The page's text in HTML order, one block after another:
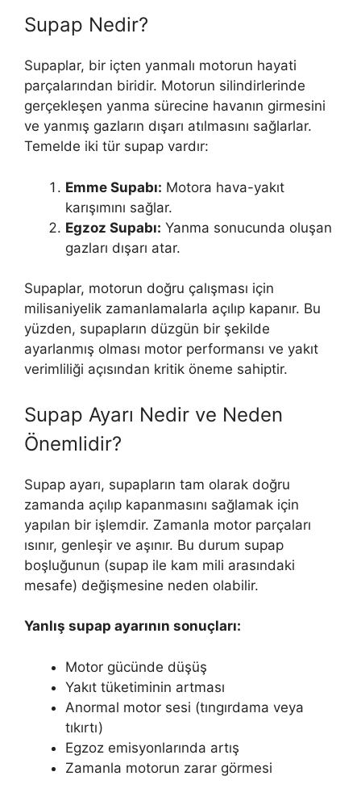
Supap Nedir?
Supaplar, bir içten yanmalı motorun hayati
parçalarından biridir. Motorun silindirlerinde
gerçekleşen yanma sürecine havanın girmesini
ve yanmış gazların dışarı atılmasını sağlarlar.
Temelde iki tür supap vardır:
Emme Supabı: Motora hava-yakıt
karışımını sağlar.
Egzoz Supabı: Yanma sonucunda oluşan
gazları dışarı atar.
Supaplar, motorun doğru çalışması için
milisaniyelik zamanlamalarla açılıp kapanır. Bu
yüzden, supapların düzgün bir şekilde
ayarlanmış olması motor performansı ve yakıt
verimliliği açısından kritik öneme sahiptir.
Supap Ayarı Nedir ve Neden
Önemlidir?
Supap ayarı, supapların tam olarak doğru
zamanda açılıp kapanmasını sağlamak için
yapılan bir işlemdir. Zamanla motor parçaları
ısınır, genleşir ve aşınır. Bu durum supap
boşluğunun (supap ile kam mili arasındaki
mesafe) değişmesine neden olabilir.
Yanlış supap ayarının sonuçları:
Motor gücünde düşüş
Yakıt tüketiminin artması
Anormal motor sesi (tıngırdama veya
tıkırtı)
Egzoz emisyonlarında artış
Zamanla motorun zarar görmesi